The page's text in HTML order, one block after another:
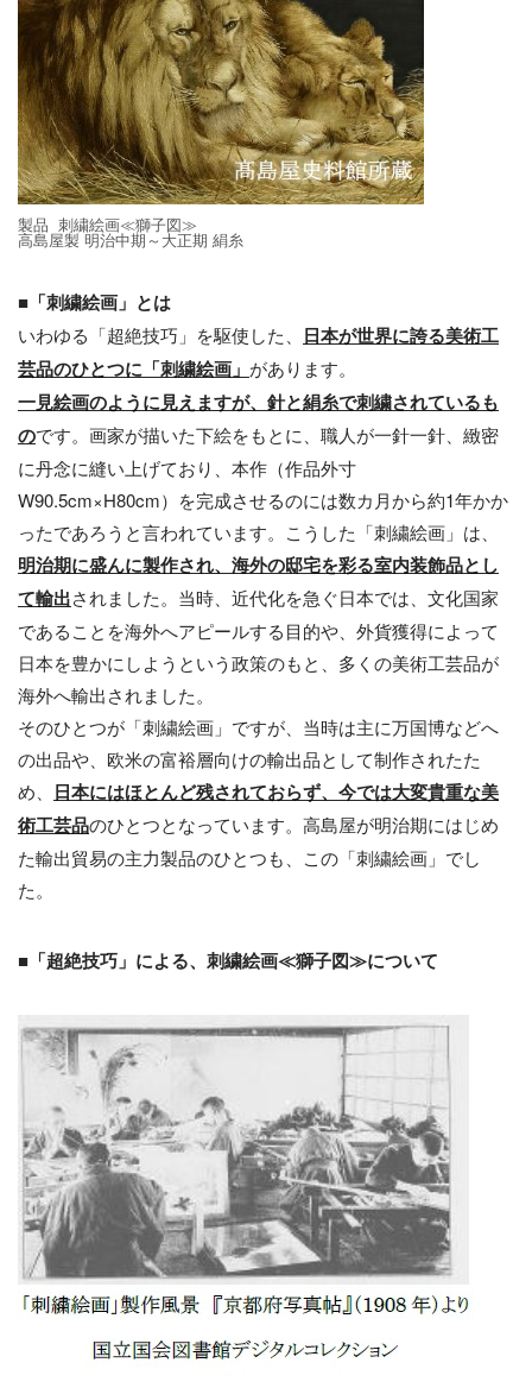
製品 刺繍絵画≪獅子図≫
高島屋製 明治中期～大正期 絹糸
■「刺繍絵画 」 とは
いわゆる「超絶技巧」を駆使した、 日本が世界に誇る美術工
芸品のひとつに 「刺繍絵画 」 があります。
一見絵画のように見えますが、針と絹糸で刺繍されているも
のです。画家が描いた下絵をもとに、職人が一針一針、緻密
に丹念に縫い上げており、本作（作品外寸
W90.5cm×H80cm）を完成させるのには数カ月から約1年かか
ったであろうと言われています。こうした「刺繍絵画」は、
明治期に盛んに製作され、海外の邸宅を彩る室内装飾品とし
て輸出されました。当時、近代化を急ぐ日本では、文化国家
であることを海外へアピールする目的や、外貨獲得によって
日本を豊かにしようという政策のもと、多くの美術工芸品が
海外へ輸出されました。
そのひとつが「刺繍絵画」ですが、当時は主に万国博などへ
の出品や、欧米の富裕層向けの輸出品として制作されたた
め、 日本にはほとんど残されておらず、 今では大変貴重な美
術工芸品のひとつとなっています。高島屋が明治期にはじめ
た輸出貿易の主力製品のひとつも、この「刺繍絵画」でし
た。
■「超絶技巧」 による、 刺繍絵画≪獅子図≫について